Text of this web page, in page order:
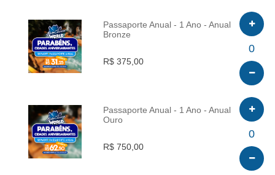
INFO
Passaporte Anual - 1 Ano - Anual
Bronze
R$ 375,00
0
INFO
Passaporte Anual - 1 Ano - Anual
Ouro
R$ 750,00
0